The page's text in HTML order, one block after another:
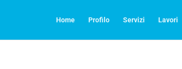
Home Profilo Servizi Lavori